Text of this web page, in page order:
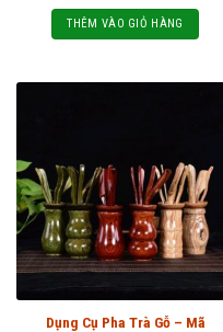
THÊM VÀO GIỎ HÀNG
Dụng Cụ Pha Trà Gỗ – Mã